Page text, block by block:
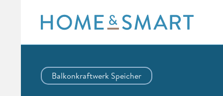
content
Balkonkraftwerk Speicher